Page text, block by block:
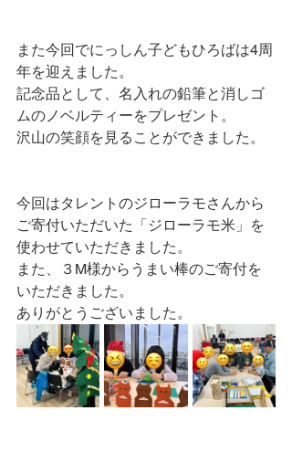
また今回でにっしん子どもひろばは4周
年を迎えました。
記念品として、名入れの鉛筆と消しゴ
ムのノベルティーをプレゼント。
沢山の笑顔を見ることができました。
今回はタレントのジローラモさんから
ご寄付いただいた「ジローラモ米」を
使わせていただきました。
また、３M様からうまい棒のご寄付を
いただきました。
ありがとうございました。